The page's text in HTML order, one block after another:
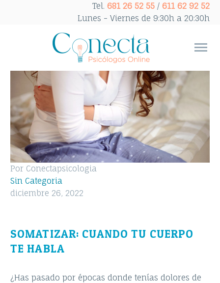
Tel. 681 26 52 55 / 611 62 92 52
Lunes - Viernes de 9:30h a 20:30h
Por Conectapsicologia
Sin Categoria
diciembre 26, 2022
SOMATIZAR: CUANDO TU CUERPO
TE HABLA
¿Has pasado por épocas donde tenías dolores de